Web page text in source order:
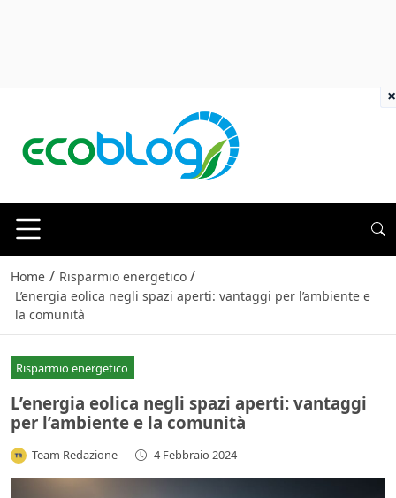
Home / Risparmio energetico /
L’energia eolica negli spazi aperti: vantaggi per l’ambiente e
la comunità
Risparmio energetico
L’energia eolica negli spazi aperti: vantaggi
per l’ambiente e la comunità
Team Redazione - 4 Febbraio 2024
×